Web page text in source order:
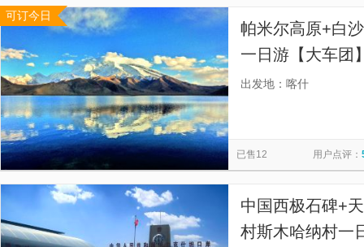
可订今日
帕米尔高原+白
一日游【大车团
4000米以上，是
出发地：喀什
已售12 用户点评：
中国西极石碑+
村斯木哈纳村一